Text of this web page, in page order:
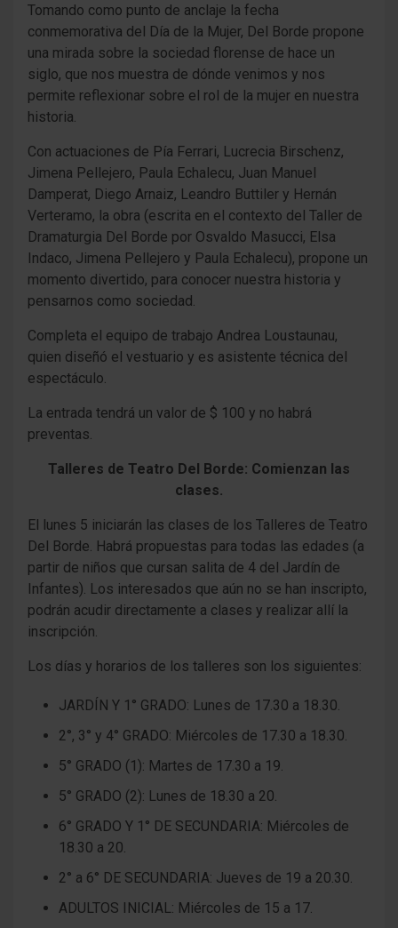
Tomando como punto de anclaje la fecha
conmemorativa del Día de la Mujer, Del Borde propone
una mirada sobre la sociedad florense de hace un
siglo, que nos muestra de dónde venimos y nos
permite reflexionar sobre el rol de la mujer en nuestra
historia.
Con actuaciones de Pía Ferrari, Lucrecia Birschenz,
Jimena Pellejero, Paula Echalecu, Juan Manuel
Damperat, Diego Arnaiz, Leandro Buttiler y Hernán
Verteramo, la obra (escrita en el contexto del Taller de
Dramaturgia Del Borde por Osvaldo Masucci, Elsa
Indaco, Jimena Pellejero y Paula Echalecu), propone un
momento divertido, para conocer nuestra historia y
pensarnos como sociedad.
Completa el equipo de trabajo Andrea Loustaunau,
quien diseñó el vestuario y es asistente técnica del
espectáculo.
La entrada tendrá un valor de $ 100 y no habrá
preventas.
Talleres de Teatro Del Borde: Comienzan las
clases.
El lunes 5 iniciarán las clases de los Talleres de Teatro
Del Borde. Habrá propuestas para todas las edades (a
partir de niños que cursan salita de 4 del Jardín de
Infantes). Los interesados que aún no se han inscripto,
podrán acudir directamente a clases y realizar allí la
inscripción.
Los días y horarios de los talleres son los siguientes:
JARDÍN Y 1° GRADO: Lunes de 17.30 a 18.30.
2°, 3° y 4° GRADO: Miércoles de 17.30 a 18.30.
5° GRADO (1): Martes de 17.30 a 19.
5° GRADO (2): Lunes de 18.30 a 20.
6° GRADO Y 1° DE SECUNDARIA: Miércoles de
18.30 a 20.
2° a 6° DE SECUNDARIA: Jueves de 19 a 20.30.
ADULTOS INICIAL: Miércoles de 15 a 17.